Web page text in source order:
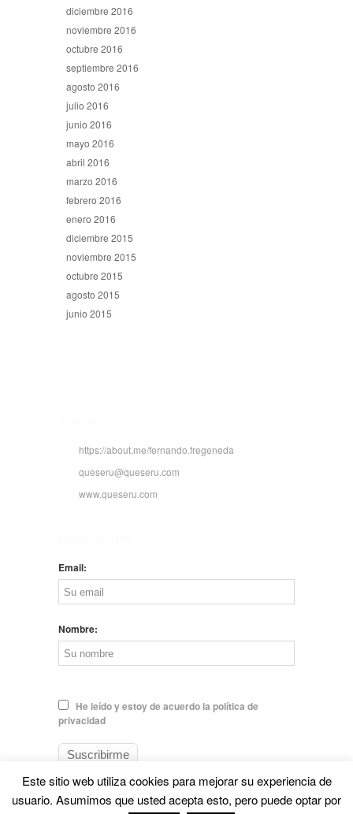
diciembre 2016
noviembre 2016
octubre 2016
septiembre 2016
agosto 2016
julio 2016
junio 2016
mayo 2016
abril 2016
marzo 2016
febrero 2016
enero 2016
diciembre 2015
noviembre 2015
octubre 2015
agosto 2015
junio 2015
https://about.me/fernando.fregeneda
queseru@queseru.com
www.queseru.com
Email:
Nombre:
He leído y estoy de acuerdo la política de
privacidad
Este sitio web utiliza cookies para mejorar su experiencia de
usuario. Asumimos que usted acepta esto, pero puede optar por